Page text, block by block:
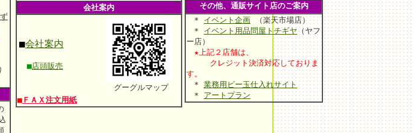
会社案内
■会社案内
■店頭販売
グーグルマップ
■ ＦＡＸ注文用紙
その他、通販サイト店のご案内
* イベント企画 （楽天市場店）
* イベント用品問屋トチギヤ （ヤフ
ー店）
★上記２店舗は、
クレジット決済対応しておりま
す。
* 業務用ビー玉仕入れサイト
* アートプラン